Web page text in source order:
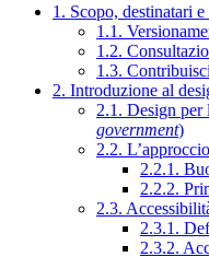
1. Scopo, destinatari
1.1.
1.2.
1.3.
2. Introduzione al
2.1. Design per
government)
2.2.
2.2.1.
2.2.2.
2.3.
2.3.1.
2.3.2.